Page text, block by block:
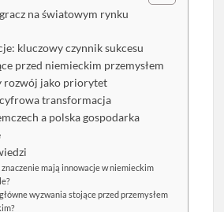
na światowym rynku
kluczowy czynnik sukcesu
przed niemieckim przemysłem
rozwój jako priorytet
cyfrowa transformacja
a polska gospodarka
znaczenie mają innowacje w niemieckim
wyzwania stojące przed przemysłem